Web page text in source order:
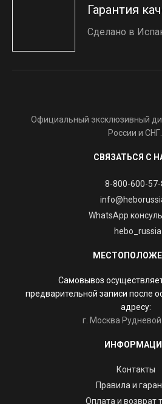
Гарантия
Сделано в
Официальный эксклюзивный
России и СНГ.
СВЯЗАТЬСЯ С
8-800-600-
WhatsApp
hebo_russia
Самовывоз
предварительной записи после
адресу:
г. Москва Рудневой
Контакты
Правила и
Оплата и возврат